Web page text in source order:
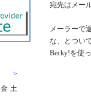
>
金 土
宛先はメー
メーラーで
な、とつい
Becky!を使